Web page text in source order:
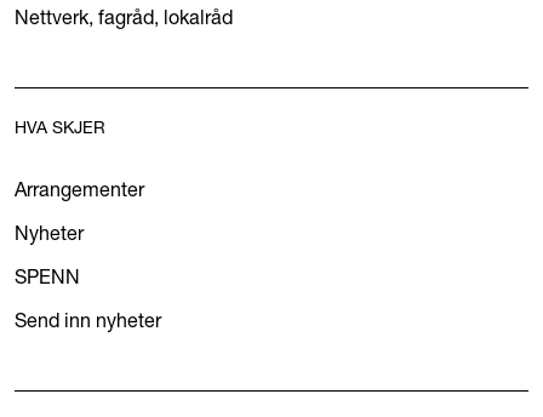
Nettverk, fagråd, lokalråd
HVA SKJER
Arrangementer
Nyheter
SPENN
Send inn nyheter